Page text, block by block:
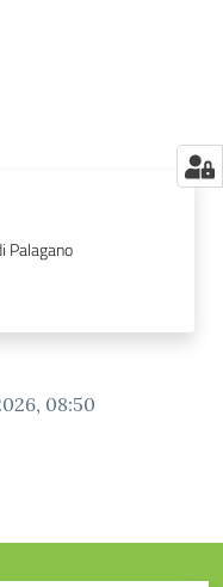
Palagano
08:50